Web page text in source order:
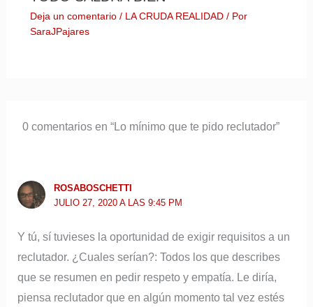
Deja un comentario / LA CRUDA REALIDAD/ Por
SaraJPajares
0 comentarios en “Lo mínimo que te pido reclutador”
ROSABOSCHETTI
JULIO 27, 2020 A LAS 9:45 PM
Y tú, sí tuvieses la oportunidad de exigir requisitos a un
reclutador. ¿Cuales serían?: Todos los que describes
que se resumen en pedir respeto y empatía. Le diría,
piensa reclutador que en algún momento tal vez estés